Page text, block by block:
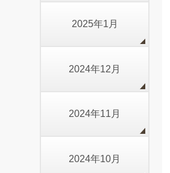
2025年1月
2024年12月
2024年11月
2024年10月